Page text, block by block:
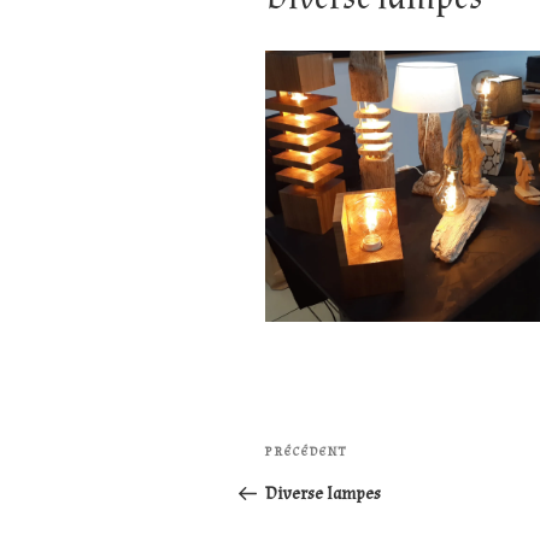
Navigation
de
Article
précédent
PRÉCÉDENT
Diverse lampes